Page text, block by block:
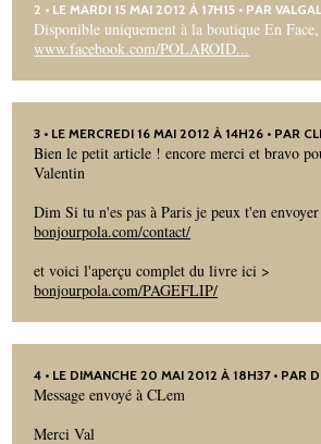
2 • LE MARDI 15 MAI 2012 À 17H15 • PARVALGAL
Disponible uniquement à la boutique En
www.facebook.com/POLAROID...
3 • LE MERCREDI 16 MAI 2012 À 14H26 • PAR
Bien le petit article ! encore merci et bravo
Valentin
Dim Si tu n'es pas à Paris je peux t'en
bonjourpola.com/contact/
et voici l'aperçu complet du livre ici >
bonjourpola.com/PAGEFLIP/
4 • LE DIMANCHE 20 MAI 2012 À 18H37 • PAR
Message envoyé à CLem
Merci Val